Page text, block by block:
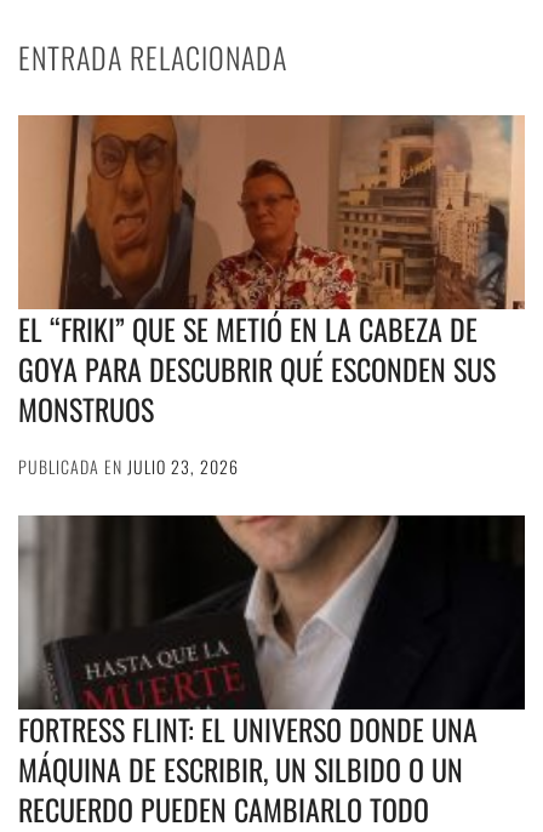
ENTRADA RELACIONADA
EL “FRIKI” QUE SE METIÓ EN LA CABEZA DE
GOYA PARA DESCUBRIR QUÉ ESCONDEN SUS
MONSTRUOS
PUBLICADA EN JULIO 23, 2026
FORTRESS FLINT: EL UNIVERSO DONDE UNA
MÁQUINA DE ESCRIBIR, UN SILBIDO O UN
RECUERDO PUEDEN CAMBIARLO TODO